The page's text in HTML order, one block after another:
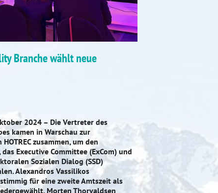
Branche wählt neue
2024 – Die Vertreter des
kamen in Warschau zur
zusammen, um den
Executive Committee (ExCom) und
Sozialen Dialog (SSD)
Alexandros Vassilikos
für eine zweite Amtszeit als
Morten Thorvaldsen